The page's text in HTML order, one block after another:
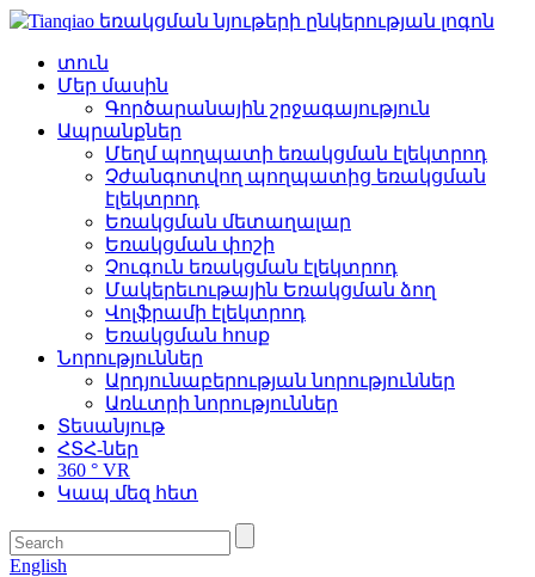
տուն
Մեր մասին
Գործարանային շրջագայություն
Ապրանքներ
Մեղմ պողպատի եռակցման էլեկտրոդ
Չժանգոտվող պողպատից եռակցման
էլեկտրոդ
Եռակցման մետաղալար
Եռակցման փոշի
Չուգուն եռակցման էլեկտրոդ
Մակերեւութային Եռակցման ձող
Վոլֆրամի էլեկտրոդ
Եռակցման հոսք
Նորություններ
Արդյունաբերության նորություններ
Առևտրի նորություններ
Տեսանյութ
ՀՏՀ-ներ
360 ° VR
Կապ մեզ հետ
English